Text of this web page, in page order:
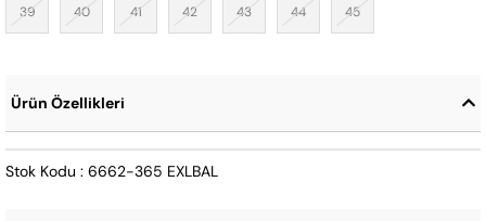
39 40 41 42 43 44 45
Ürün Özellikleri
Stok Kodu : 6662-365 EXLBAL